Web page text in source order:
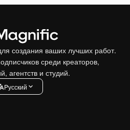
создания ваших лучших работ.
среди креаторов,
агентств и студий.
Pусский